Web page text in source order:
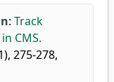
: Track
CMS.
275-278,